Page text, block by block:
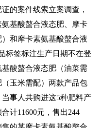
的案件线索立案调查，
基酸螯合液态肥、摩卡
和摩卡素氨基酸螯合液
标签标注生产日期不在登
酸螯合液态肥（油菜需
玉米需配）两款产品包
事人共购进这5种肥料产
计11600元，售出244